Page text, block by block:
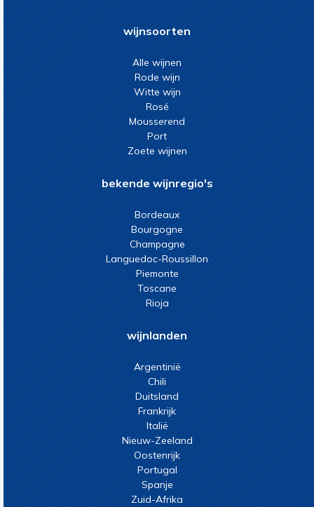
wijnsoorten
Alle wijnen
Rode wijn
Witte wijn
Rosé
Mousserend
Port
Zoete wijnen
bekende wijnregio's
Bordeaux
Bourgogne
Champagne
Languedoc-Roussillon
Piemonte
Toscane
Rioja
wijnlanden
Argentinië
Chili
Duitsland
Frankrijk
Italië
Nieuw-Zeeland
Oostenrijk
Portugal
Spanje
Zuid-Afrika